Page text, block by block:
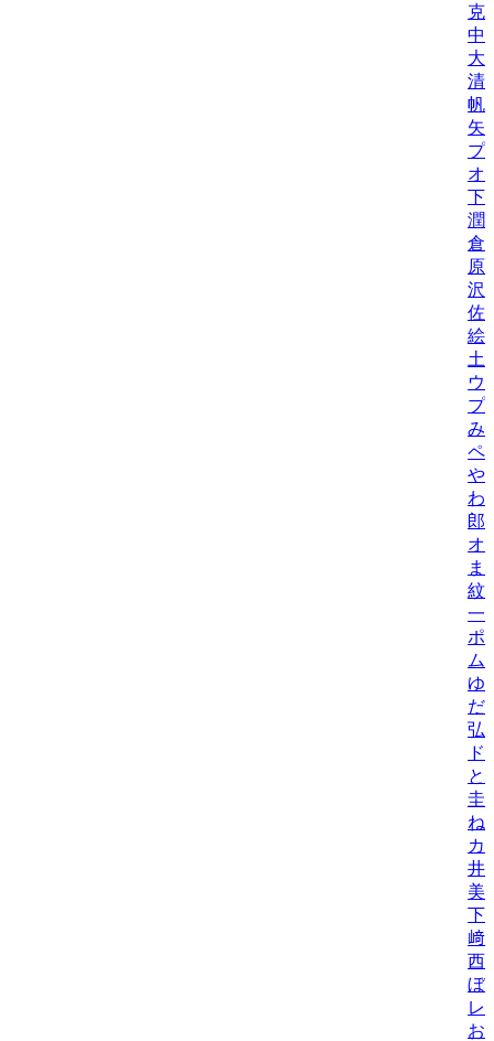
克
中
大
清
帆/
矢
プ
オ
下
潤/
倉
原
沢
佐
絵/
土
ウ
プ
み/
ペ/
や
わ
郎
オ
ま
紋/
一
ポ
ム
ゆ
だ
弘
ド
と
圭/
ね
カ
井
美/
下
﨑
西
ぼ/
レ
お